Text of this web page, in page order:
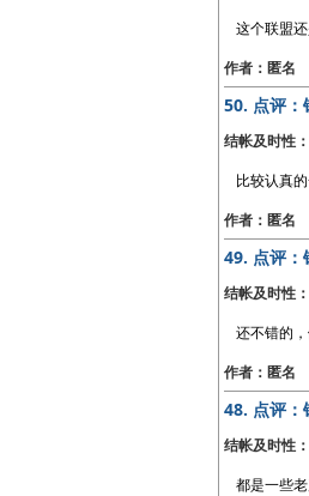
这个联盟
作者：匿名
50. 点评：
结帐及时性
比较认真
作者：匿名
49. 点评：
结帐及时性
还不错的
作者：匿名
48. 点评：
结帐及时性
都是一些